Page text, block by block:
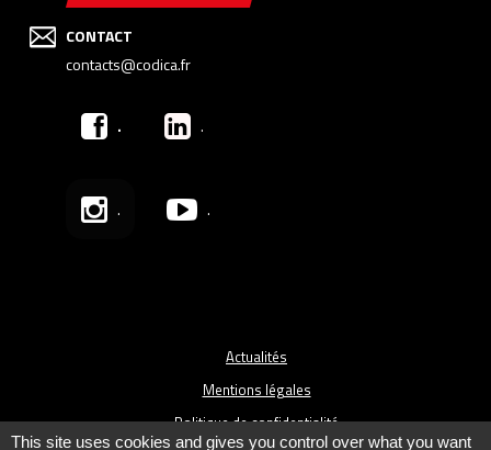
CONTACT
contacts@codica.fr
. .
. .
Actualités
Mentions légales
Politique de confidentialité
This site uses cookies and gives you control over what you want